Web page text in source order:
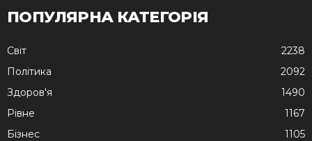
ПОПУЛЯРНА КАТЕГОРІЯ
Cвіт
2238
Політика
2092
Здоров'я
1490
Рівне
1167
Бізнес
1105